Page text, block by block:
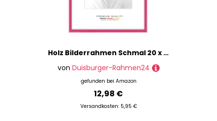
Holz Bilderrahmen Schmal 20 x 20 cm quadratisch in Pink Hochglanz | inkl. bruchsicherer Anti-Reflex Kunstglasscheibe | Rahmen für Poster | Puzzle | Foto collage DR119
von Duisburger-Rahmen24
gefunden bei Amazon
12,98 €
Versandkosten: 5,95 €